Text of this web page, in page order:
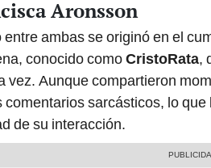
Aronsson
entre ambas se originó en el
conocido comoCristoRata,
vez. Aunque compartieron
comentarios sarcásticos, lo
de su interacción.